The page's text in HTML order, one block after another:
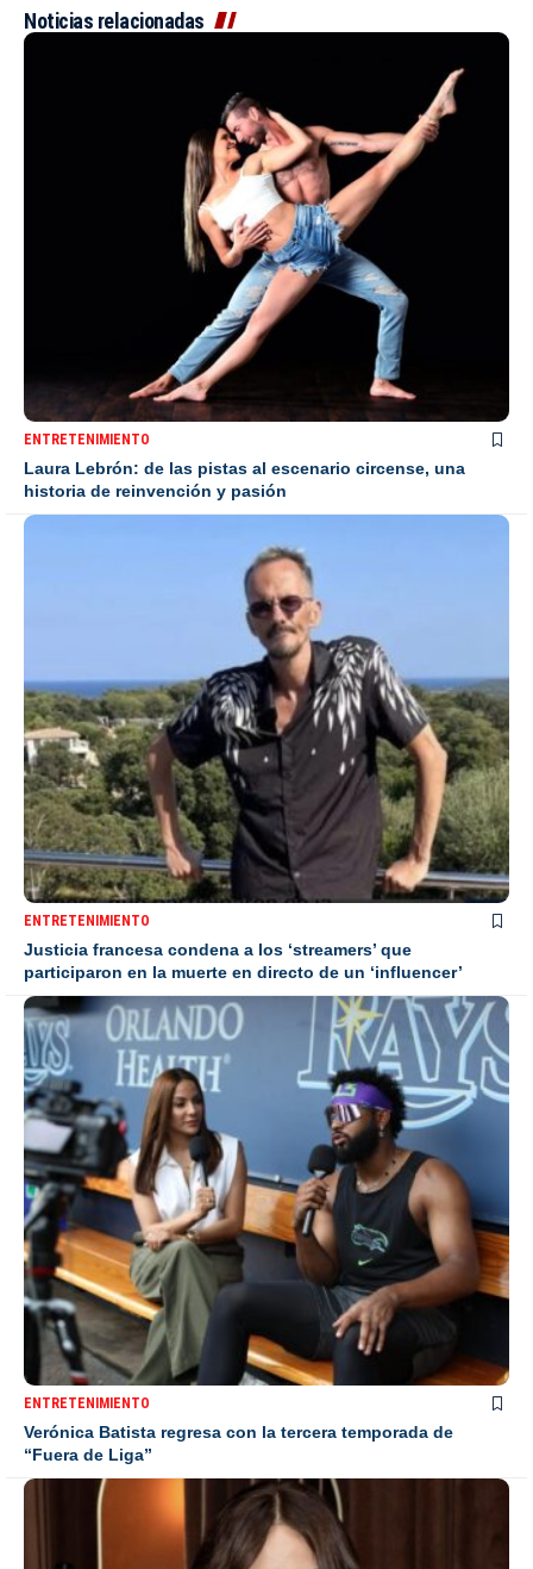
Noticias relacionadas
ENTRETENIMIENTO
Laura Lebrón: de las pistas al escenario circense, una
historia de reinvención y pasión
ENTRETENIMIENTO
Justicia francesa condena a los ‘streamers’ que
participaron en la muerte en directo de un ‘influencer’
ENTRETENIMIENTO
Verónica Batista regresa con la tercera temporada de
“Fuera de Liga”